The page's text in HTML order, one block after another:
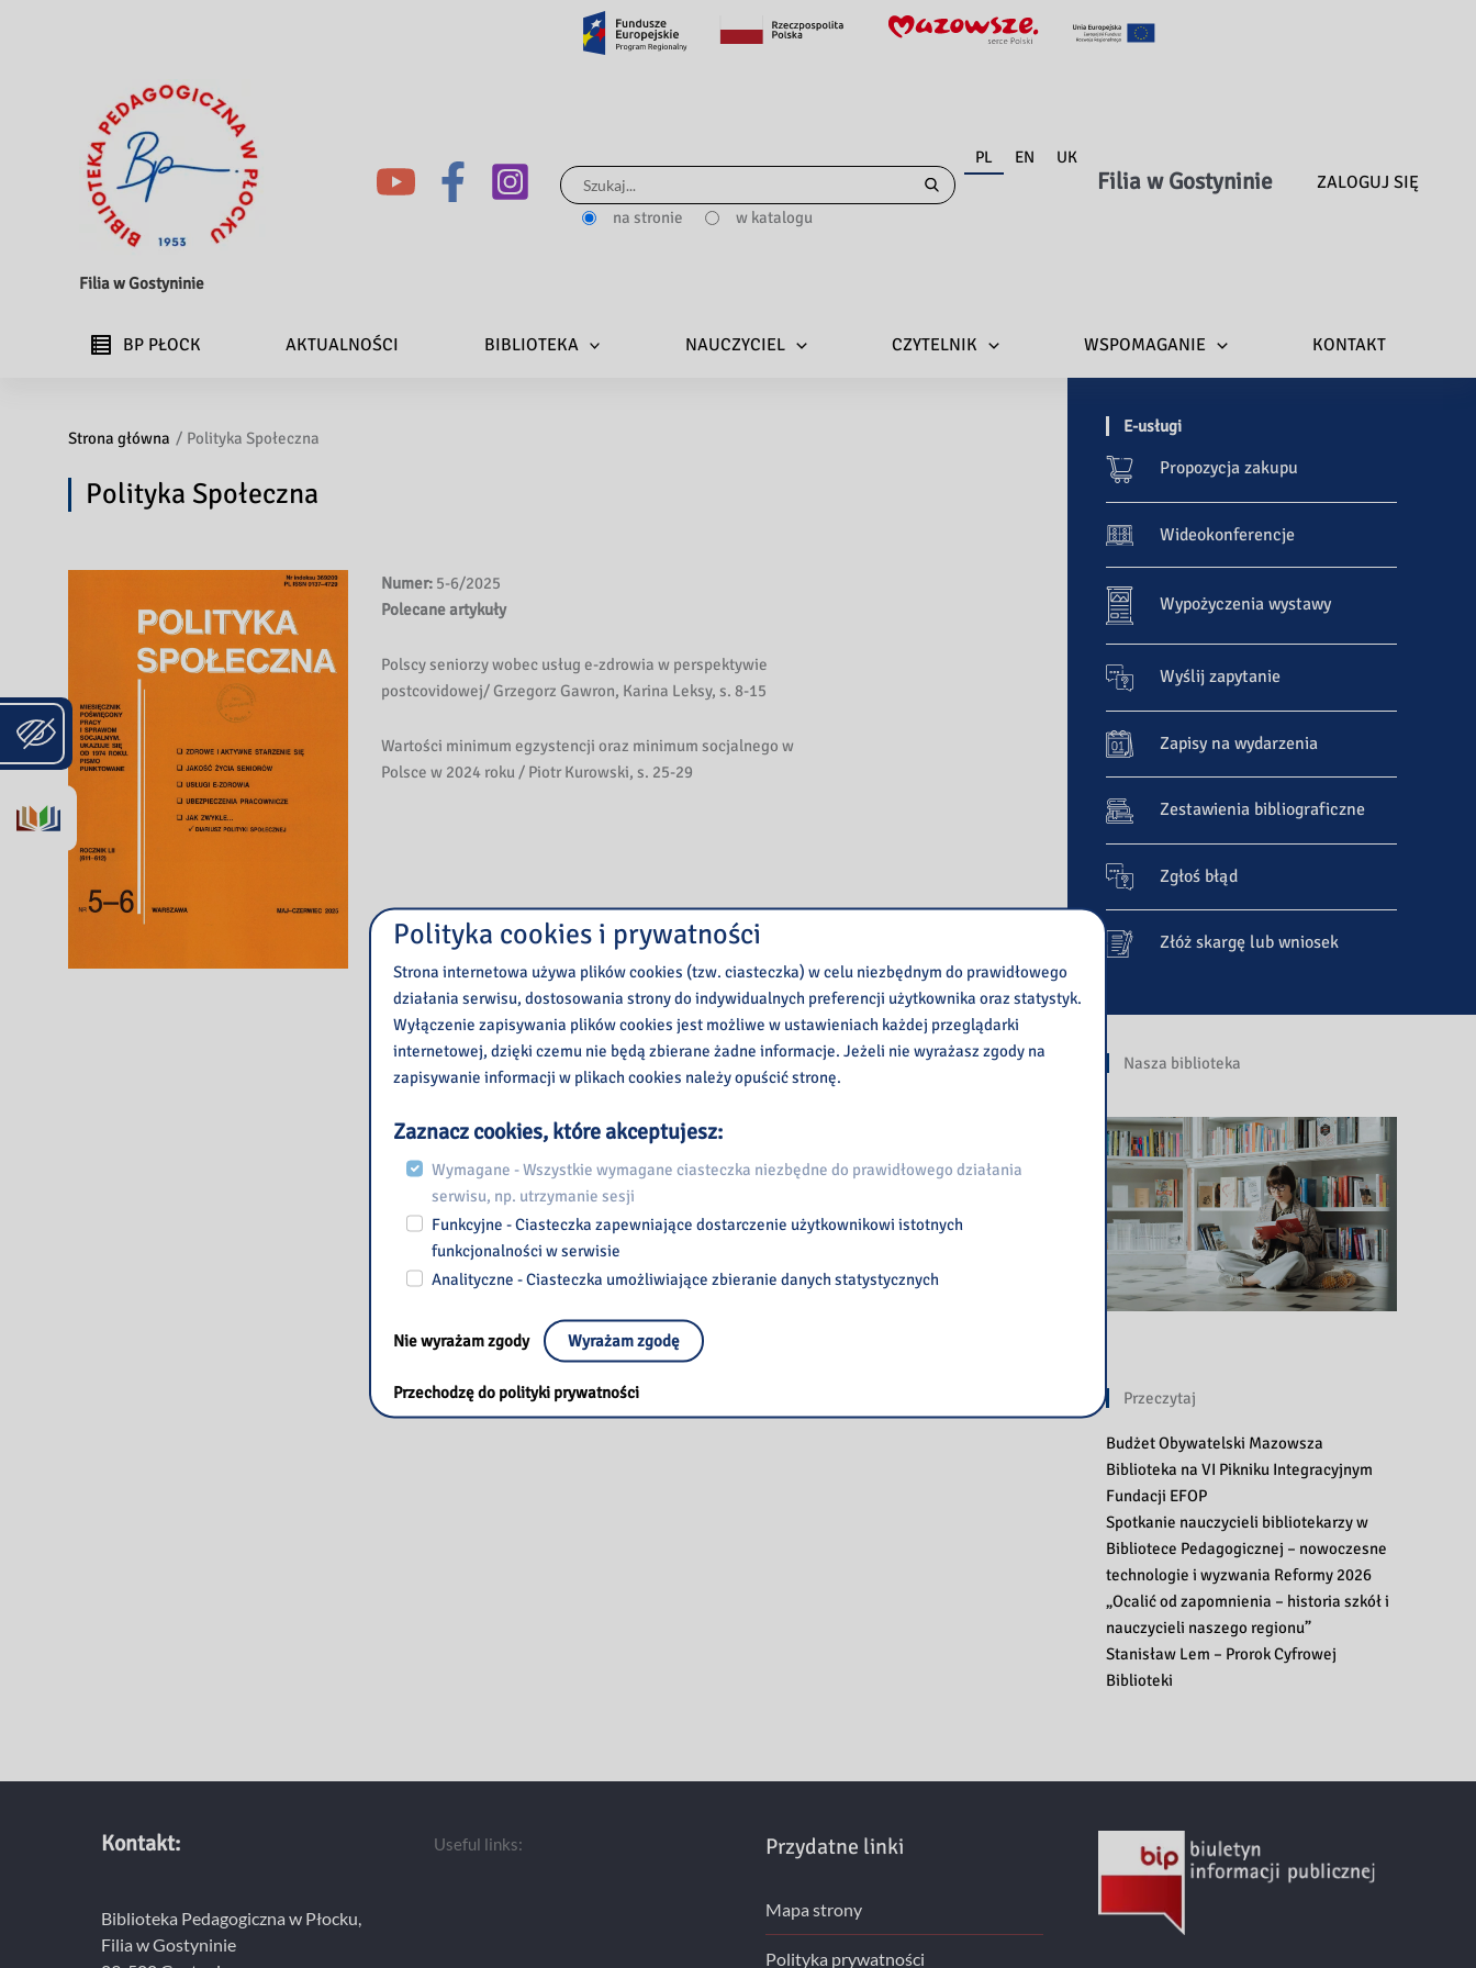
Filia w Gostyninie
Szukaj
dla:
na stronie w katalogu
PL EN UK
Filia w Gostyninie ZALOGUJ SIĘ
BP PŁOCK AKTUALNOŚCI BIBLIOTEKA NAUCZYCIEL CZYTELNIK WSPOMAGANIE KONTAKT
Strona główna Polityka Społeczna
Polityka Społeczna
Numer: 5-6/2025
Polecane artykuły
Polscy seniorzy wobec usług e-zdrowia w perspektywie
postcovidowej/ Grzegorz Gawron, Karina Leksy, s. 8-15
Wartości minimum egzystencji oraz minimum socjalnego w
Polsce w 2024 roku / Piotr Kurowski, s. 25-29
E-usługi
Propozycja zakupu
Wideokonferencje
Wypożyczenia wystawy
Wyślij zapytanie
Zapisy na wydarzenia
Zestawienia bibliograficzne
Zgłoś błąd
Złóż skargę lub wniosek
Nasza biblioteka
Przeczytaj
Budżet Obywatelski Mazowsza
Biblioteka na VI Pikniku Integracyjnym
Fundacji EFOP
Spotkanie nauczycieli bibliotekarzy w
Bibliotece Pedagogicznej – nowoczesne
technologie i wyzwania Reformy 2026
„Ocalić od zapomnienia – historia szkół i
nauczycieli naszego regionu”
Stanisław Lem – Prorok Cyfrowej
Biblioteki
Kontakt:
Biblioteka Pedagogiczna w Płocku,
Filia w Gostyninie
Useful links: Przydatne linki
Mapa strony
Polityka prywatności
Polityka cookies i prywatności
Strona internetowa używa plików cookies (tzw. ciasteczka) w celu niezbędnym do prawidłowego
działania serwisu, dostosowania strony do indywidualnych preferencji użytkownika oraz statystyk.
Wyłączenie zapisywania plików cookies jest możliwe w ustawieniach każdej przeglądarki
internetowej, dzięki czemu nie będą zbierane żadne informacje. Jeżeli nie wyrażasz zgody na
zapisywanie informacji w plikach cookies należy opuścić stronę.
Zaznacz cookies, które akceptujesz:
Wymagane - Wszystkie wymagane ciasteczka niezbędne do prawidłowego działania
serwisu, np. utrzymanie sesji
Funkcyjne - Ciasteczka zapewniające dostarczenie użytkownikowi istotnych
funkcjonalności w serwisie
Analityczne - Ciasteczka umożliwiające zbieranie danych statystycznych
Nie wyrażam zgody Wyrażam zgodę
Przechodzę do polityki prywatności